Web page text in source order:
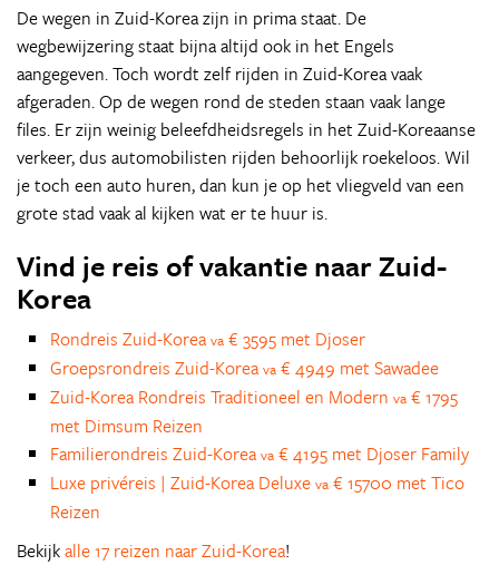
De wegen in Zuid-Korea zijn in prima staat. De
wegbewijzering staat bijna altijd ook in het Engels
aangegeven. Toch wordt zelf rijden in Zuid-Korea vaak
afgeraden. Op de wegen rond de steden staan vaak lange
files. Er zijn weinig beleefdheidsregels in het Zuid-Koreaanse
verkeer, dus automobilisten rijden behoorlijk roekeloos. Wil
je toch een auto huren, dan kun je op het vliegveld van een
grote stad vaak al kijken wat er te huur is.
Vind je reis of vakantie naar Zuid-
Korea
Rondreis Zuid-Korea va € 3595 met Djoser
Groepsrondreis Zuid-Korea va € 4949 met Sawadee
Zuid-Korea Rondreis Traditioneel en Modern va € 1795
met Dimsum Reizen
Familierondreis Zuid-Korea va € 4195 met Djoser Family
Luxe privéreis | Zuid-Korea Deluxe va € 15700 met Tico
Reizen
Bekijkalle 17 reizen naar Zuid-Korea!